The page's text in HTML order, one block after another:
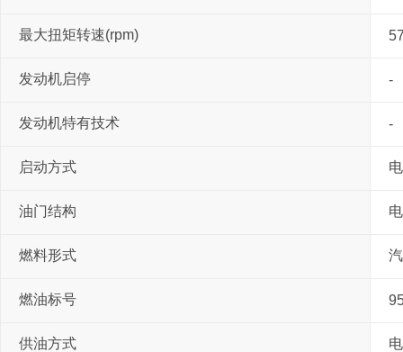
最大扭矩转速(rpm)
发动机启停 -
发动机特有技术 -
启动方式
油门结构
燃料形式
燃油标号
供油方式